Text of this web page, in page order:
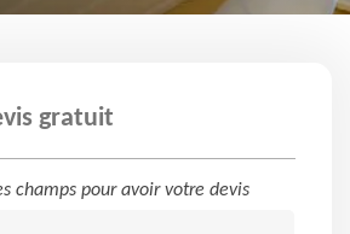
gratuit
champs pour avoir votre devis